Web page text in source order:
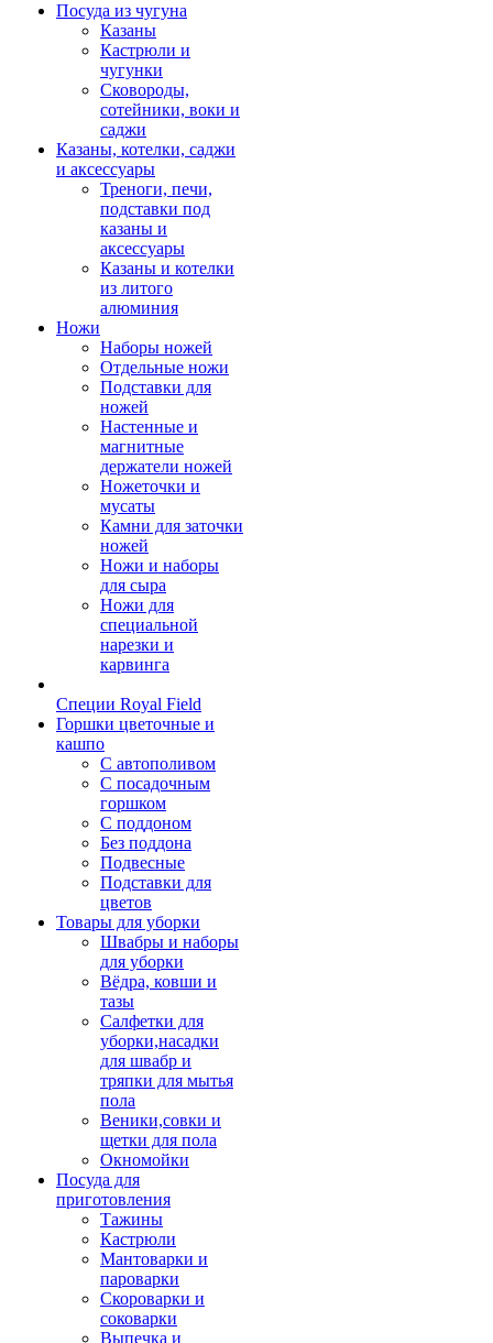
Посуда из чугуна
Казаны
Кастрюли и
чугунки
Сковороды,
сотейники, воки и
саджи
Казаны, котелки, саджи
и аксессуары
Треноги, печи,
подставки под
казаны и
аксессуары
Казаны и котелки
из литого
алюминия
Ножи
Наборы ножей
Отдельные ножи
Подставки для
ножей
Настенные и
магнитные
держатели ножей
Ножеточки и
мусаты
Камни для заточки
ножей
Ножи и наборы
для сыра
Ножи для
специальной
нарезки и
карвинга
Специи Royal Field
Горшки цветочные и
кашпо
С автополивом
С посадочным
горшком
С поддоном
Без поддона
Подвесные
Подставки для
цветов
Товары для уборки
Швабры и наборы
для уборки
Вёдра, ковши и
тазы
Салфетки для
уборки,насадки
для швабр и
тряпки для мытья
пола
Веники,совки и
щетки для пола
Окномойки
Посуда для
приготовления
Тажины
Кастрюли
Мантоварки и
пароварки
Скороварки и
соковарки
Выпечка и